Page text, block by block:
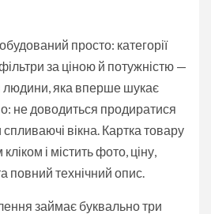
просто: категорії
за ціною й потужністю —
людини, яка вперше шукає
не доводиться продиратися
спливаючі вікна. Картка товару
і містить фото, ціну,
повний технічний опис.
займає буквально три